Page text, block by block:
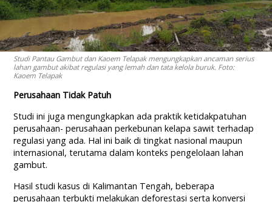
Studi Pantau Gambut dan Kaoem Telapak mengungkapkan ancaman serius
lahan gambut akibat regulasi yang lemah dan tata kelola buruk. Foto:
Kaoem Telapak
Perusahaan Tidak Patuh
Studi ini juga mengungkapkan ada praktik ketidakpatuhan
perusahaan- perusahaan perkebunan kelapa sawit terhadap
regulasi yang ada. Hal ini baik di tingkat nasional maupun
internasional, terutama dalam konteks pengelolaan lahan
gambut.
Hasil studi kasus di Kalimantan Tengah, beberapa
perusahaan terbukti melakukan deforestasi serta konversi